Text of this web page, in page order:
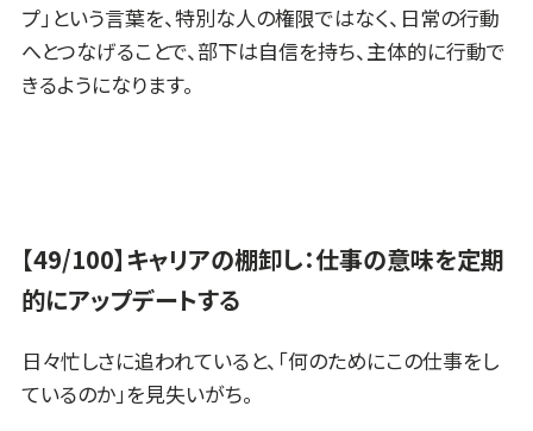
プ」という言葉を、特別な人の権限ではなく、日常の行動
へとつなげることで、部下は自信を持ち、主体的に行動で
きるようになります。
【49/100】キャリアの棚卸し：仕事の意味を定期
的にアップデートする
日々忙しさに追われていると、「何のためにこの仕事をし
ているのか」を見失いがち。